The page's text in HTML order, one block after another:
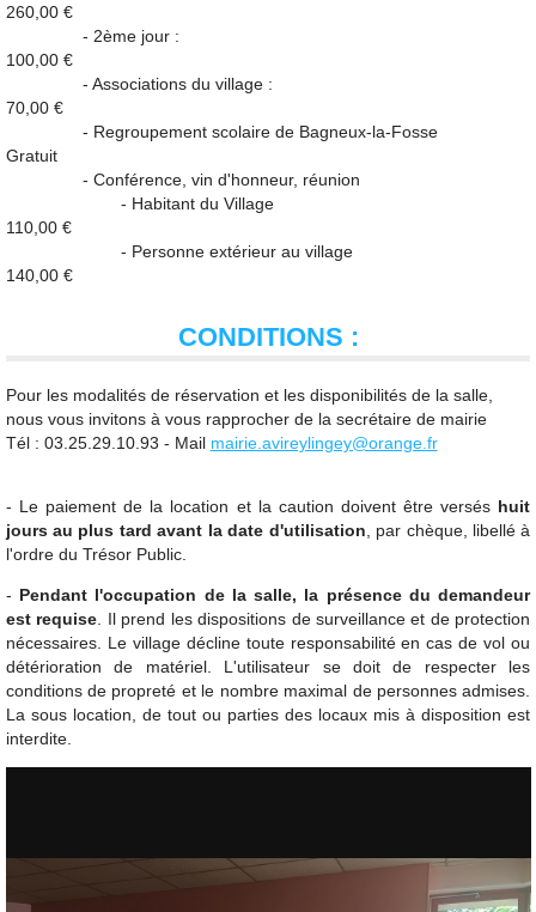
260,00 €
- 2ème jour :
100,00 €
- Associations du village :
70,00 €
- Regroupement scolaire de Bagneux-la-Fosse
Gratuit
- Conférence, vin d'honneur, réunion
- Habitant du Village
110,00 €
- Personne extérieur au village
140,00 €
CONDITIONS :
Pour les modalités de réservation et les disponibilités de la salle,
nous vous invitons à vous rapprocher de la secrétaire de mairie
Tél : 03.25.29.10.93 - Mail mairie.avireylingey@orange.fr
- Le paiement de la location et la caution doivent être versés huit
jours au plus tard avant la date d'utilisation , par chèque, libellé à
l'ordre du Trésor Public.
- Pendant l'occupation de la salle, la présence du demandeur
est requise . Il prend les dispositions de surveillance et de protection
nécessaires. Le village décline toute responsabilité en cas de vol ou
détérioration de matériel. L'utilisateur se doit de respecter les
conditions de propreté et le nombre maximal de personnes admises.
La sous location, de tout ou parties des locaux mis à disposition est
interdite.